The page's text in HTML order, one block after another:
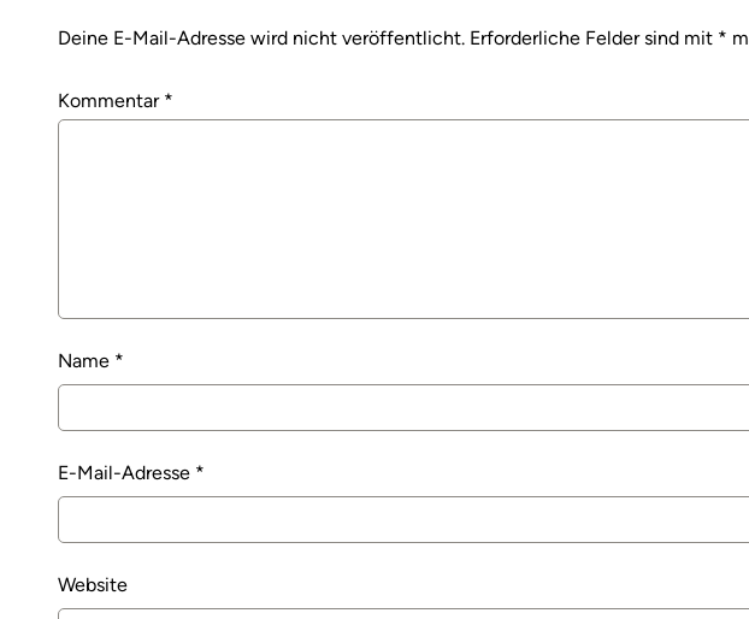
Deine E-Mail-Adresse wird nicht veröffentlicht. Erforderliche Felder sind mit *
Kommentar *
Name *
E-Mail-Adresse *
Website